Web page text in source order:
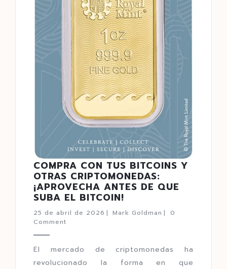
COMPRA CON TUS BITCOINS Y
OTRAS CRIPTOMONEDAS:
¡APROVECHA ANTES DE QUE
SUBA EL BITCOIN!
25 de abril de 2026 | Mark Goldman |
0
Comment
El mercado de criptomonedas ha
revolucionado la forma en que